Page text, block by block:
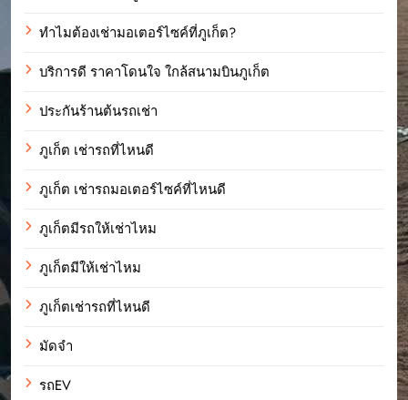
ทำไมต้องเช่ามอเตอร์ไซค์ที่ภูเก็ต?
บริการดี ราคาโดนใจ ใกล้สนามบินภูเก็ต
ประกันร้านต้นรถเช่า
ภูเก็ต เช่ารถที่ไหนดี
ภูเก็ต เช่ารถมอเตอร์ไซค์ที่ไหนดี
ภูเก็ตมีรถให้เช่าไหม
ภูเก็ตมีให้เช่าไหม
ภูเก็ตเช่ารถที่ไหนดี
มัดจำ
รถEV